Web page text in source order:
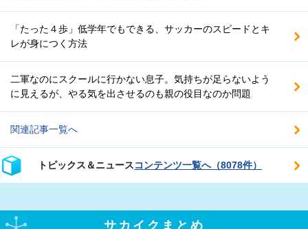
「たった４歩」低学年でもできる、サッカーのスピードとキ
レが身につく方法
二軍なのにスクールに行かない息子。気持ちが足らないよう
に見えるが、やる気を出させるのも親の役目なのか問題
関連記事一覧へ
トピックス＆ニュースコンテンツ一覧へ（8078件）
サカイクまとめ